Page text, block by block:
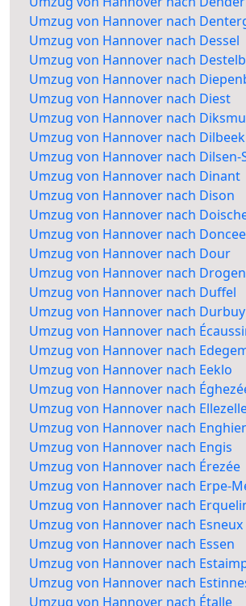
Umzug von Hannover nach
Umzug von Hannover nach Dessel
Umzug von Hannover nach
Umzug von Hannover nach
Umzug von Hannover nach Diest
Umzug von Hannover nach
Umzug von Hannover nach Dilbeek
Umzug von Hannover nach Dilsen-
Umzug von Hannover nach Dinant
Umzug von Hannover nach Dison
Umzug von Hannover nach
Umzug von Hannover nach
Umzug von Hannover nach Dour
Umzug von Hannover nach
Umzug von Hannover nach Duffel
Umzug von Hannover nach Durbuy
Umzug von Hannover nach
Umzug von Hannover nach
Umzug von Hannover nach Eeklo
Umzug von Hannover nach
Umzug von Hannover nach
Umzug von Hannover nach
Umzug von Hannover nach Engis
Umzug von Hannover nach Érezée
Umzug von Hannover nach Erpe-
Umzug von Hannover nach
Umzug von Hannover nach Esneux
Umzug von Hannover nach Essen
Umzug von Hannover nach
Umzug von Hannover nach
Umzug von Hannover nach Étalle